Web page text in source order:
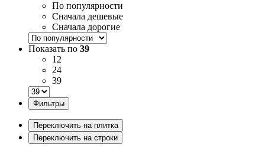
По популярности
Сначала дешевые
Сначала дорогие
Показать по 39
12
24
39
Фильтры
Переключить на плитка
Переключить на строки